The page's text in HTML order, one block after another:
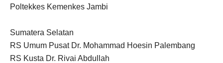
Poltekkes Kemenkes Jambi
Sumatera Selatan
RS Umum Pusat Dr. Mohammad Hoesin Palembang
RS Kusta Dr. Rivai Abdullah